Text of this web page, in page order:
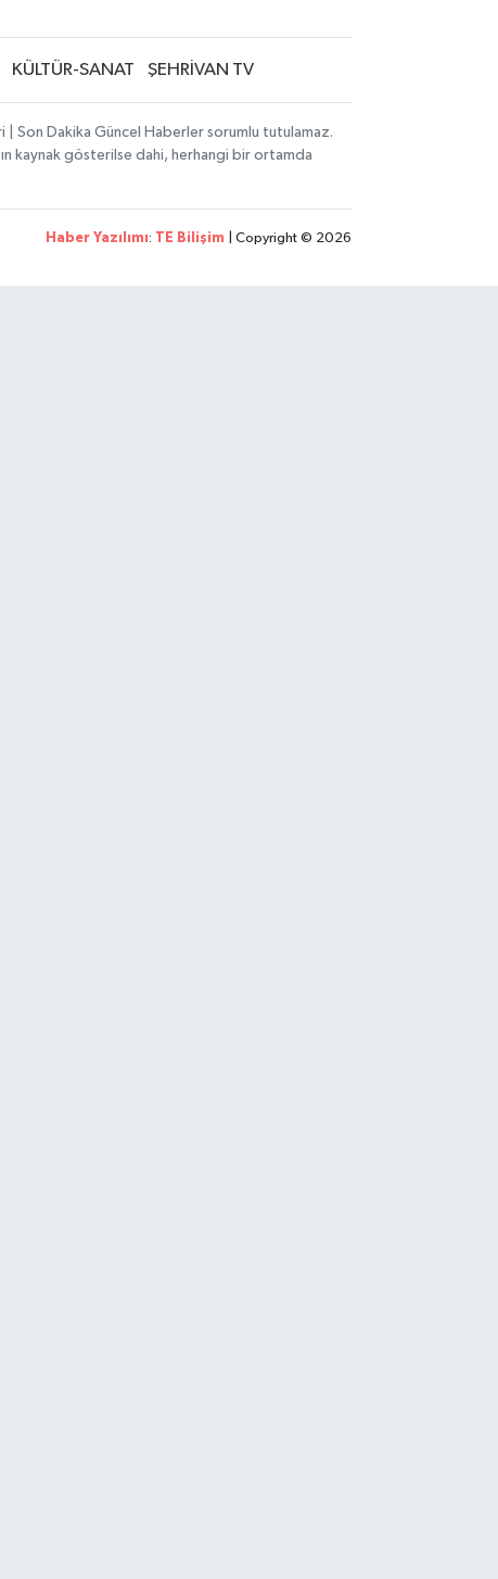
KÜLTÜR-SANAT ŞEHRİVAN TV
| Son Dakika Güncel Haberler sorumlu tutulamaz.
kaynak gösterilse dahi, herhangi bir ortamda
Haber Yazılımı: TE Bilişim | Copyright © 2026